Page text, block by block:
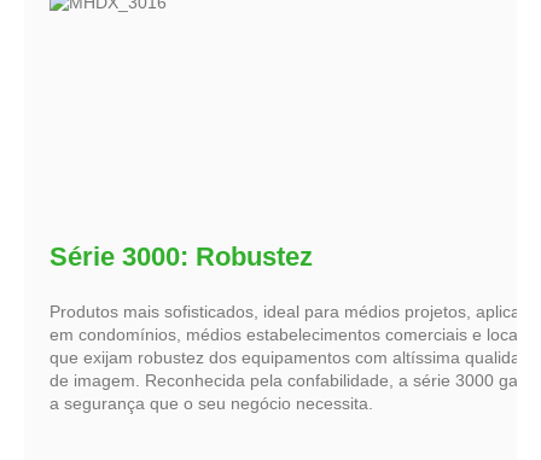
Série 3000: Robustez
Produtos mais sofisticados, ideal para médios projetos, aplicado
em condomínios, médios estabelecimentos comerciais e locais
que exijam robustez dos equipamentos com altíssima qualidade
de imagem. Reconhecida pela confabilidade, a série 3000
a segurança que o seu negócio necessita.